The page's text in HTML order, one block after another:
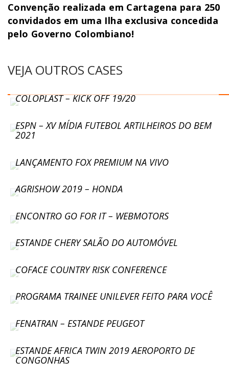
Convenção realizada em Cartagena para 250
convidados em uma Ilha exclusiva concedida
pelo Governo Colombiano!
VEJA OUTROS CASES
COLOPLAST – KICK OFF 19/20
ESPN – XV MÍDIA FUTEBOL ARTILHEIROS DO BEM
2021
LANÇAMENTO FOX PREMIUM NA VIVO
AGRISHOW 2019 – HONDA
ENCONTRO GO FOR IT – WEBMOTORS
ESTANDE CHERY SALÃO DO AUTOMÓVEL
COFACE COUNTRY RISK CONFERENCE
PROGRAMA TRAINEE UNILEVER FEITO PARA VOCÊ
FENATRAN – ESTANDE PEUGEOT
ESTANDE AFRICA TWIN 2019 AEROPORTO DE
CONGONHAS